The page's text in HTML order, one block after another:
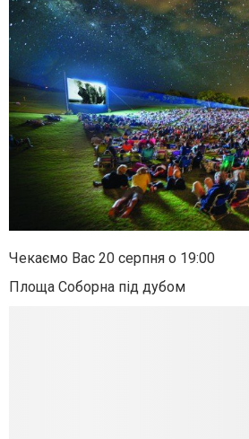
Чекаємо Вас 20 серпня о 19:00
Площа Соборна під дубом